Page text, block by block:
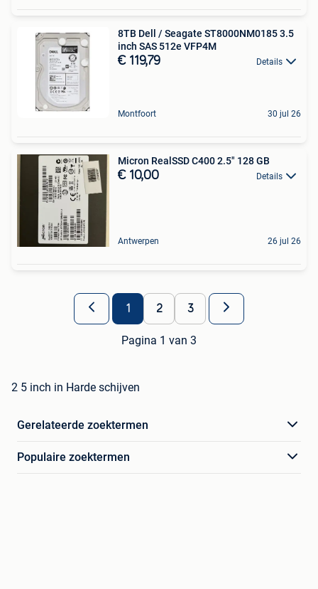
8TB Dell / Seagate ST8000NM0185 3.5
inch SAS 512e VFP4M
€ 119,79 Details
Montfoort 30 jul 26
Micron RealSSD C400 2.5" 128 GB
€ 10,00 Details
Antwerpen 26 jul 26
1 2 3
Pagina 1 van 3
2 5 inch in Harde schijven
Gerelateerde zoektermen
Populaire zoektermen